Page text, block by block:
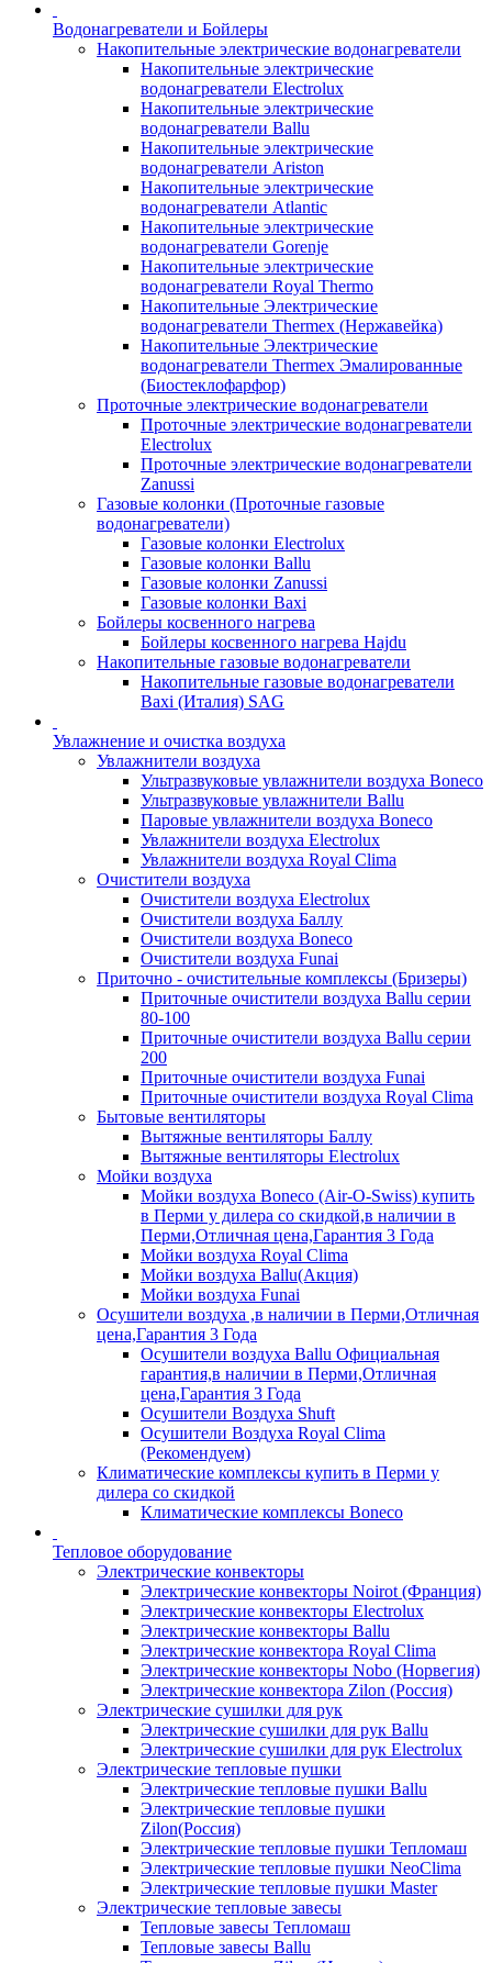
Водонагреватели и Бойлеры
Накопительные электрические водонагреватели
Накопительные электрические
водонагреватели Electrolux
Накопительные электрические
водонагреватели Ballu
Накопительные электрические
водонагреватели Ariston
Накопительные электрические
водонагреватели Atlantic
Накопительные электрические
водонагреватели Gorenje
Накопительные электрические
водонагреватели Royal Thermo
Накопительные Электрические
водонагреватели Thermex (Нержавейка)
Накопительные Электрические
водонагреватели Thermex Эмалированные
(Биостеклофарфор)
Проточные электрические водонагреватели
Проточные электрические водонагреватели
Electrolux
Проточные электрические водонагреватели
Zanussi
Газовые колонки (Проточные газовые
водонагреватели)
Газовые колонки Electrolux
Газовые колонки Ballu
Газовые колонки Zanussi
Газовые колонки Baxi
Бойлеры косвенного нагрева
Бойлеры косвенного нагрева Hajdu
Накопительные газовые водонагреватели
Накопительные газовые водонагреватели
Baxi (Италия) SAG
Увлажнение и очистка воздуха
Увлажнители воздуха
Ультразвуковые увлажнители воздуха Boneco
Ультразвуковые увлажнители Ballu
Паровые увлажнители воздуха Boneco
Увлажнители воздуха Electrolux
Увлажнители воздуха Royal Clima
Очистители воздуха
Очистители воздуха Electrolux
Очистители воздуха Баллу
Очистители воздуха Boneco
Очистители воздуха Funai
Приточно - очистительные комплексы (Бризеры)
Приточные очистители воздуха Ballu серии
80-100
Приточные очистители воздуха Ballu серии
200
Приточные очистители воздуха Funai
Приточные очистители воздуха Royal Clima
Бытовые вентиляторы
Вытяжные вентиляторы Баллу
Вытяжные вентиляторы Electrolux
Мойки воздуха
Мойки воздуха Boneco (Air-O-Swiss) купить
в Перми у дилера со скидкой,в наличии в
Перми,Отличная цена,Гарантия 3 Года
Мойки воздуха Royal Clima
Мойки воздуха Ballu(Акция)
Мойки воздуха Funai
Осушители воздуха ,в наличии в Перми,Отличная
цена,Гарантия 3 Года
Осушители воздуха Ballu Официальная
гарантия,в наличии в Перми,Отличная
цена,Гарантия 3 Года
Осушители Воздуха Shuft
Осушители Воздуха Royal Clima
(Рекомендуем)
Климатические комплексы купить в Перми у
дилера со скидкой
Климатические комплексы Boneсo
Тепловое оборудование
Электрические конвекторы
Электрические конвекторы Noirot (Франция)
Электрические конвекторы Electrolux
Электрические конвекторы Ballu
Электрические конвектора Royal Clima
Электрические конвекторы Nobo (Норвегия)
Электрические конвектора Zilon (Россия)
Электрические сушилки для рук
Электрические сушилки для рук Ballu
Электрические сушилки для рук Electrolux
Электрические тепловые пушки
Электрические тепловые пушки Ballu
Электрические тепловые пушки
Zilon(Россия)
Электрические тепловые пушки Тепломаш
Электрические тепловые пушки NeoClima
Электрические тепловые пушки Master
Электрические тепловые завесы
Тепловые завесы Тепломаш
Тепловые завесы Ballu